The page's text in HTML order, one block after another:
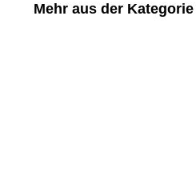
Mehr aus der Kategorie